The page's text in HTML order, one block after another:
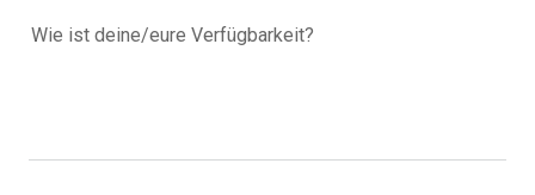
Wie ist deine/eure Verfügbarkeit?